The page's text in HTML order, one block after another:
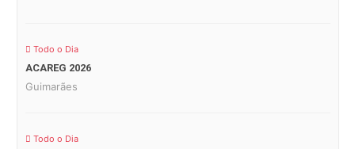
Todo o Dia
ACAREG 2026
Guimarães
Todo o Dia